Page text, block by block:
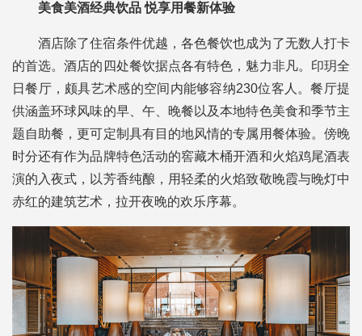
美食美酒经典饮品 悦享用餐新体验
酒店除了住宿条件优越，各色餐饮也成为了无数人打卡
的首选。酒店的四处餐饮据点各有特色，魅力非凡。印玥全
日餐厅，颇具艺术感的空间内能够容纳230位客人。餐厅提
供涵盖环球风味的早、午、晚餐以及本地特色美食和季节主
题自助餐，更可定制具有目的地风情的专属用餐体验。傍晚
时分还有作为品牌特色活动的窖藏木桶开酒和火焰鸡尾酒表
演的入夜式，以芳香纯酿，用轻柔的火焰致敬晚霞与晚灯中
赤红的建筑艺术，拉开夜晚的欢乐序幕。